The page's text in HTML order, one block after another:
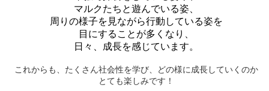
マルクたちと遊んでいる姿、
周りの様子を見ながら行動している姿を
目にすることが多くなり、
日々、成長を感じています。
これからも、たくさん社会性を学び、どの様に成長していくのか
とても楽しみです！